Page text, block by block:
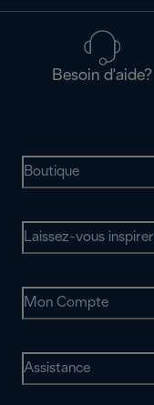
Besoin d'aide?
Boutique
Laissez-vous inspirer
Mon Compte
Assistance